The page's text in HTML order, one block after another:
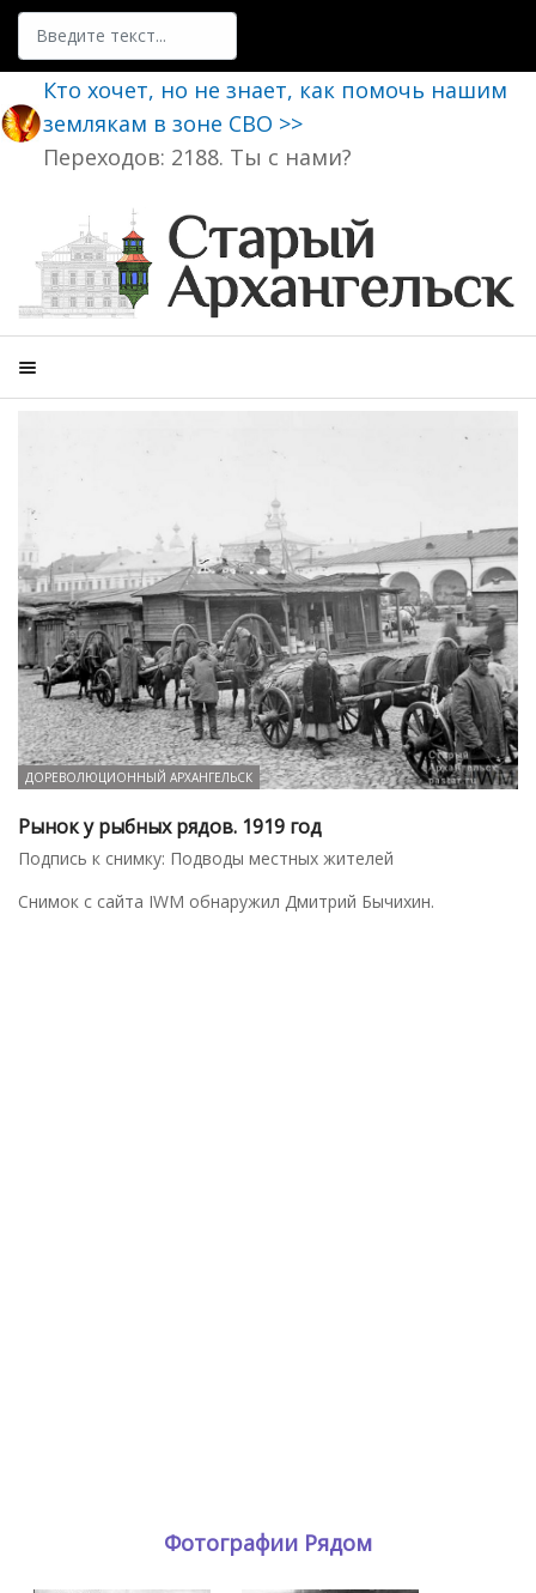
Поиск
Кто хочет, но не знает, как помочь нашим
землякам в зоне СВО >>
Переходов: 2188. Ты с нами?
ДОРЕВОЛЮЦИОННЫЙ АРХАНГЕЛЬСК
Рынок у рыбных рядов. 1919 год
Подпись к снимку: Подводы местных жителей
Снимок с сайта IWM обнаружил Дмитрий Бычихин.
Фотографии Рядом